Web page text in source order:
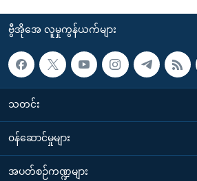
ဗွီအိုအေ လူမှုကွန်ယက်များ
သတင်း
၀န်ဆောင်မှုများ
အပတ်စဉ်ကဏ္ဍများ